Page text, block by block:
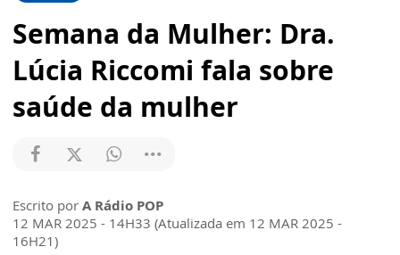
Semana da Mulher: Dra.
Lúcia Riccomi fala sobre
saúde da mulher
Escrito por A Rádio POP
12 MAR 2025 - 14H33 (Atualizada em 12 MAR 2025 -
16H21)